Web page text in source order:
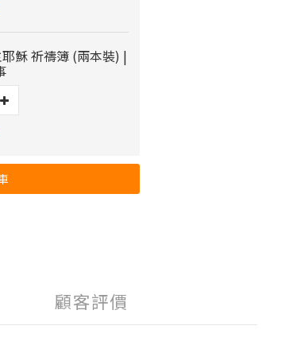
穌 祈禱簿 (兩本裝) |
顧客評價